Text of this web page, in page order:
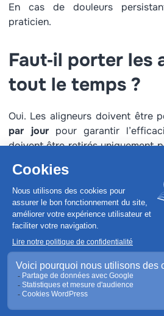
En cas de douleurs
praticien.
Faut‑il porter les
tout le temps ?
Oui. Les aligneurs doivent être
par jourpour garantir
doivent être retirés uniquement
discipline allonge la durée du
Peut‑on manger
aligneurs ?
Non. Les aligneurs doivent
repas ou boisson chaude,
brossage et un rinçage.
déformer les gouttières et de